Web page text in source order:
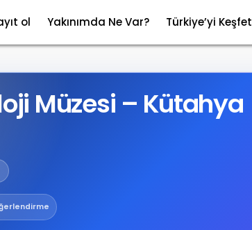
ol Yakınımda Ne Var? Türkiye’yi Keşfet
Müzesi – Kütahya